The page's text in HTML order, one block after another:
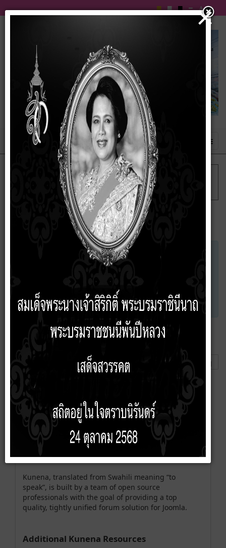
ฟอรัมหลัก
สวัสดีจ้า
ยินดีต้อนรับสู่ Kunena!
ยินดีต้อนรับสู่ ฟอรัม เทศบาลตำบล บัวเชด
ยินดีต้อนรับสมาชิกใหม่ทุกท่าน และหวังว่าทางเราจะได้รับใช้คุณเยี่ยงนี้
ตลอดไป
ยินดีต้อนรับสู่ Kunena!
2 ปี 8 เดือน ที่ผ่านมา
admin00
Welcome to Kunena!
Thank you for choosing Kunena for your community
forum needs in Joomla.
Kunena, translated from Swahili meaning “to
speak”, is built by a team of open source
professionals with the goal of providing a top
quality, tightly unified forum solution for Joomla.
Additional Kunena Resources
×